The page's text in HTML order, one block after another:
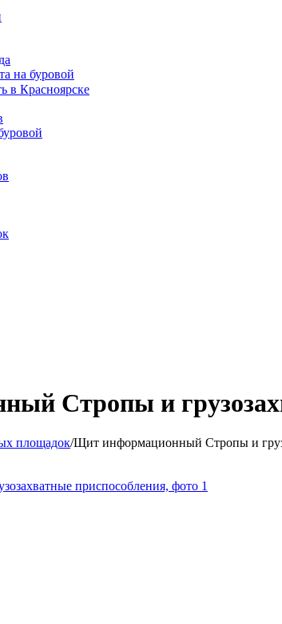
на буровой
в Красноярске
Стропы и
площадок/Щит информационный Стропы и